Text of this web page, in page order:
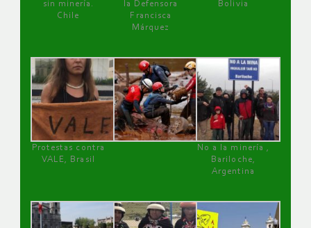
sin minería.
Chile
la Defensora
Francisca
Márquez
Bolivia
Protestas contra
VALE, Brasil
No a la minería ,
Bariloche,
Argentina